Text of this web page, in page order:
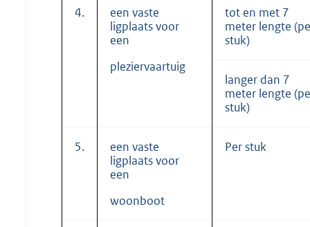
4.
een vaste
ligplaats voor
een
pleziervaartuig
tot en met 7
meter lengte
stuk)
langer dan 7
meter lengte
stuk)
5.
een vaste
ligplaats voor
een
woonboot
Per stuk